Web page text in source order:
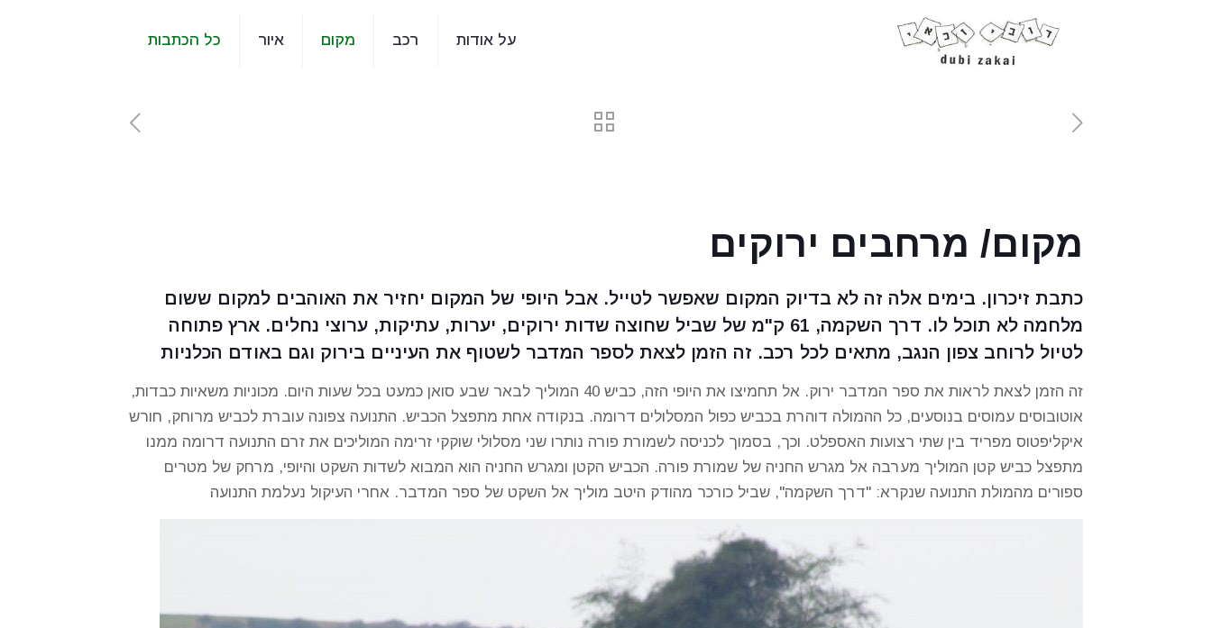
על אודות רכב מקום איור כל הכתבות
מקום/ מרחבים ירוקים
כתבת זיכרון. בימים אלה זה לא בדיוק המקום שאפשר לטייל. אבל היופי של המקום יחזיר את האוהבים למקום ששום
מלחמה לא תוכל לו. דרך השקמה, 61 ק"מ של שביל שחוצה שדות ירוקים, יערות, עתיקות, ערוצי נחלים. ארץ פתוחה
לטיול לרוחב צפון הנגב, מתאים לכל רכב. זה הזמן לצאת לספר המדבר לשטוף את העיניים בירוק וגם באודם הכלניות
זה הזמן לצאת לראות את ספר המדבר ירוק. אל תחמיצו את היופי הזה, כביש 40 המוליך לבאר שבע סואן כמעט בכל שעות היום. מכוניות משאיות כבדות,
אוטובוסים עמוסים בנוסעים, כל ההמולה דוהרת בכביש כפול המסלולים דרומה. בנקודה אחת מתפצל הכביש. התנועה צפונה עוברת לכביש מרוחק, חורש
איקליפטוס מפריד בין שתי רצועות האספלט. וכך, בסמוך לכניסה לשמורת פורה נותרו שני מסלולי שוקקי זרימה המוליכים את זרם התנועה דרומה ממנו
מתפצל כביש קטן המוליך מערבה אל מגרש החניה של שמורת פורה. הכביש הקטן ומגרש החניה הוא המבוא לשדות השקט והיופי, מרחק של מטרים
ספורים מהמולת התנועה שנקרא: "דרך השקמה", שביל כורכר מהודק היטב מוליך אל השקט של ספר המדבר. אחרי העיקול נעלמת התנועה